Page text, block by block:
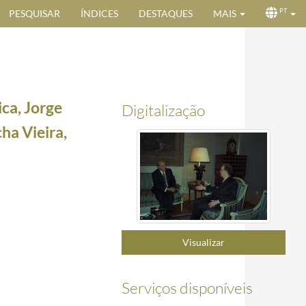
PESQUISAR ÍNDICES DESTAQUES MAIS PT
Porto como Património Mundial, a 14 de dezembro de 19961996-12-14/1996-12-14
solidariedade ao serviço da economia portuguesa”, na Fundação Calouste Gulbenkian, a
Digitalização
Visualizar
Serviços disponíveis
Jorge
Vieira,